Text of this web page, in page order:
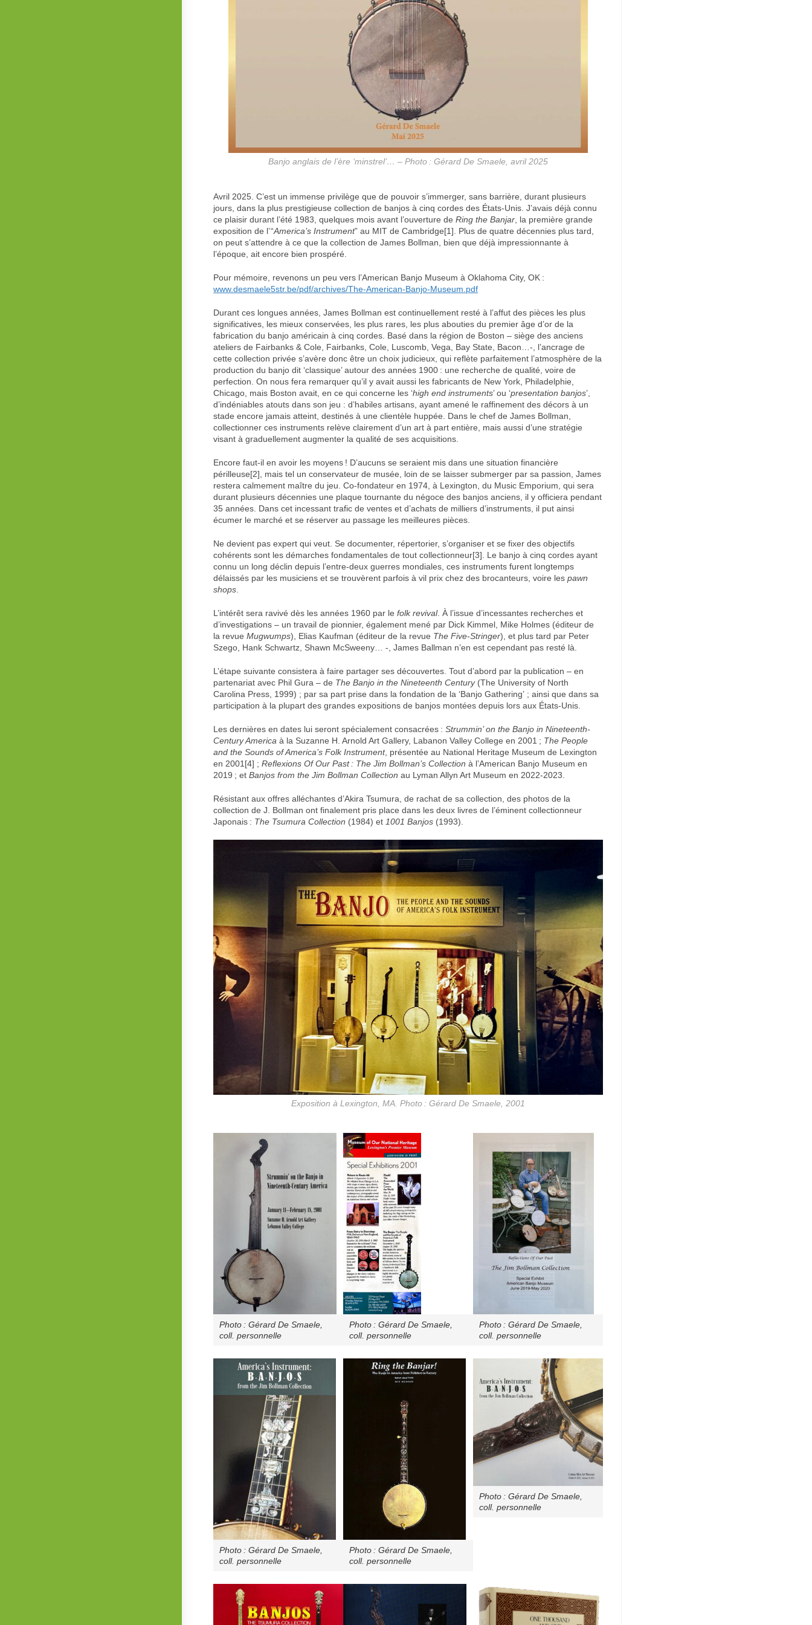
Banjo anglais de l’ère ‘minstrel’… – Photo : Gérard De Smaele, avril 2025
Avril 2025. C’est un immense privilège que de pouvoir s’immerger, sans barrière, durant plusieurs
jours, dans la plus prestigieuse collection de banjos à cinq cordes des États-Unis. J’avais déjà connu
ce plaisir durant l’été 1983, quelques mois avant l’ouverture deRing the Banjar , la première grande
exposition de l’ “America’s Instrument” au MIT de Cambridge[1]. Plus de quatre décennies plus tard,
on peut s’attendre à ce que la collection de James Bollman, bien que déjà impressionnante à
l’époque, ait encore bien prospéré.
Pour mémoire, revenons un peu vers l’American Banjo Museum à Oklahoma City, OK :
www.desmaele5str.be/pdf/archives/The-American-Banjo-Museum.pdf
Durant ces longues années, James Bollman est continuellement resté à l’affut des pièces les plus
significatives, les mieux conservées, les plus rares, les plus abouties du premier âge d’or de la
fabrication du banjo américain à cinq cordes. Basé dans la région de Boston – siège des anciens
ateliers de Fairbanks & Cole, Fairbanks, Cole, Luscomb, Vega, Bay State, Bacon…-, l’ancrage de
cette collection privée s’avère donc être un choix judicieux, qui reflète parfaitement l’atmosphère de la
production du banjo dit ‘classique’ autour des années 1900 : une recherche de qualité, voire de
perfection. On nous fera remarquer qu’il y avait aussi les fabricants de New York, Philadelphie,
Chicago, mais Boston avait, en ce qui concerne les ‘high end instruments’ ou ‘presentation banjos’,
d’indéniables atouts dans son jeu : d’habiles artisans, ayant amené le raffinement des décors à un
stade encore jamais atteint, destinés à une clientèle huppée. Dans le chef de James Bollman,
collectionner ces instruments relève clairement d’un art à part entière, mais aussi d’une stratégie
visant à graduellement augmenter la qualité de ses acquisitions.
Encore faut-il en avoir les moyens ! D’aucuns se seraient mis dans une situation financière
périlleuse[2], mais tel un conservateur de musée, loin de se laisser submerger par sa passion, James
restera calmement maître du jeu. Co-fondateur en 1974, à Lexington, du Music Emporium, qui sera
durant plusieurs décennies une plaque tournante du négoce des banjos anciens, il y officiera pendant
35 années. Dans cet incessant trafic de ventes et d’achats de milliers d’instruments, il put ainsi
écumer le marché et se réserver au passage les meilleures pièces.
Ne devient pas expert qui veut. Se documenter, répertorier, s’organiser et se fixer des objectifs
cohérents sont les démarches fondamentales de tout collectionneur[3]. Le banjo à cinq cordes ayant
connu un long déclin depuis l’entre-deux guerres mondiales, ces instruments furent longtemps
délaissés par les musiciens et se trouvèrent parfois à vil prix chez des brocanteurs, voire lespawn
shops
L’intérêt sera ravivé dès les années 1960 par lefolk revival. À l’issue d’incessantes recherches et
d’investigations – un travail de pionnier, également mené par Dick Kimmel, Mike Holmes (éditeur de
la revueMugwumps), Elias Kaufman (éditeur de la revue The Five-Stringer), et plus tard par Peter
Szego, Hank Schwartz, Shawn McSweeny… -, James Ballman n’en est cependant pas resté là.
L’étape suivante consistera à faire partager ses découvertes. Tout d’abord par la publication – en
partenariat avec Phil Gura – de The Banjo in the Nineteenth Century(The University of North
Carolina Press, 1999) ; par sa part prise dans la fondation de la ‘Banjo Gathering’ ; ainsi que dans sa
participation à la plupart des grandes expositions de banjos montées depuis lors aux États-Unis.
Les dernières en dates lui seront spécialement consacrées :Strummin’ on the Banjo in Nineteenth-
Century America à la Suzanne H. Arnold Art Gallery, Labanon Valley College en 2001 ; The People
and the Sounds of America’s Folk Instrument, présentée au National Heritage Museum de Lexington
en 2001[4] ;Reflexions Of Our Past : The Jim Bollman’s Collection à l’American Banjo Museum en
2019 ; etBanjos from the Jim Bollman Collection au Lyman Allyn Art Museum en 2022-2023.
Résistant aux offres alléchantes d’Akira Tsumura, de rachat de sa collection, des photos de la
collection de J. Bollman ont finalement pris place dans les deux livres de l’éminent collectionneur
Japonais : The Tsumura Collection (1984) et 1001 Banjos (1993).
Exposition à Lexington, MA. Photo : Gérard De Smaele, 2001
Photo : Gérard De Smaele,
coll. personnelle
Photo : Gérard De Smaele,
coll. personnelle
Photo : Gérard De Smaele,
coll. personnelle
Photo : Gérard De Smaele,
coll. personnelle
Photo : Gérard De Smaele,
coll. personnelle
Photo : Gérard De Smaele,
coll. personnelle